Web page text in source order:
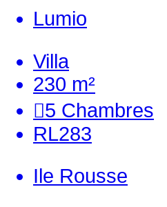
Lumio
Villa
230 m²
5 Chambres
RL283
Ile Rousse